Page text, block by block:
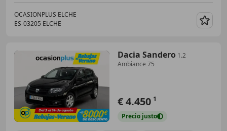
OCASIONPLUS ELCHE
ES-03205 ELCHE
Dacia Sandero 1.2
Ambiance 75
€ 4.450 1
Precio justo